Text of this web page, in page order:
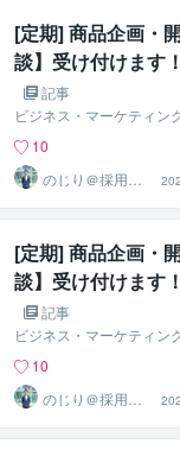
[定期] 商品企画・
談】受け付けます！
記事
ビジネス・マーケティン
10
のじり＠採用サ
ポーター
[定期] 商品企画・
談】受け付けます！
記事
ビジネス・マーケティン
10
のじり＠採用サ
ポーター